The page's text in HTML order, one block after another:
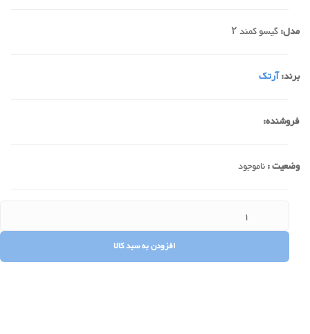
مدل:گیسو کمند ۲
برند:آرتک
فروشنده:
وضعیت :ناموجود